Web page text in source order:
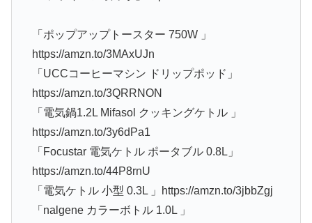
「ポップアップトースター 750W 」
https://amzn.to/3MAxUJn
「UCCコーヒーマシン ドリップポッド」
https://amzn.to/3QRRNON
「電気鍋1.2L Mifasol クッキングケトル 」
https://amzn.to/3y6dPa1
「Focustar 電気ケトル ポータブル 0.8L」
https://amzn.to/44P8rnU
「電気ケトル 小型 0.3L 」https://amzn.to/3jbbZgj
「nalgene カラーボトル 1.0L 」